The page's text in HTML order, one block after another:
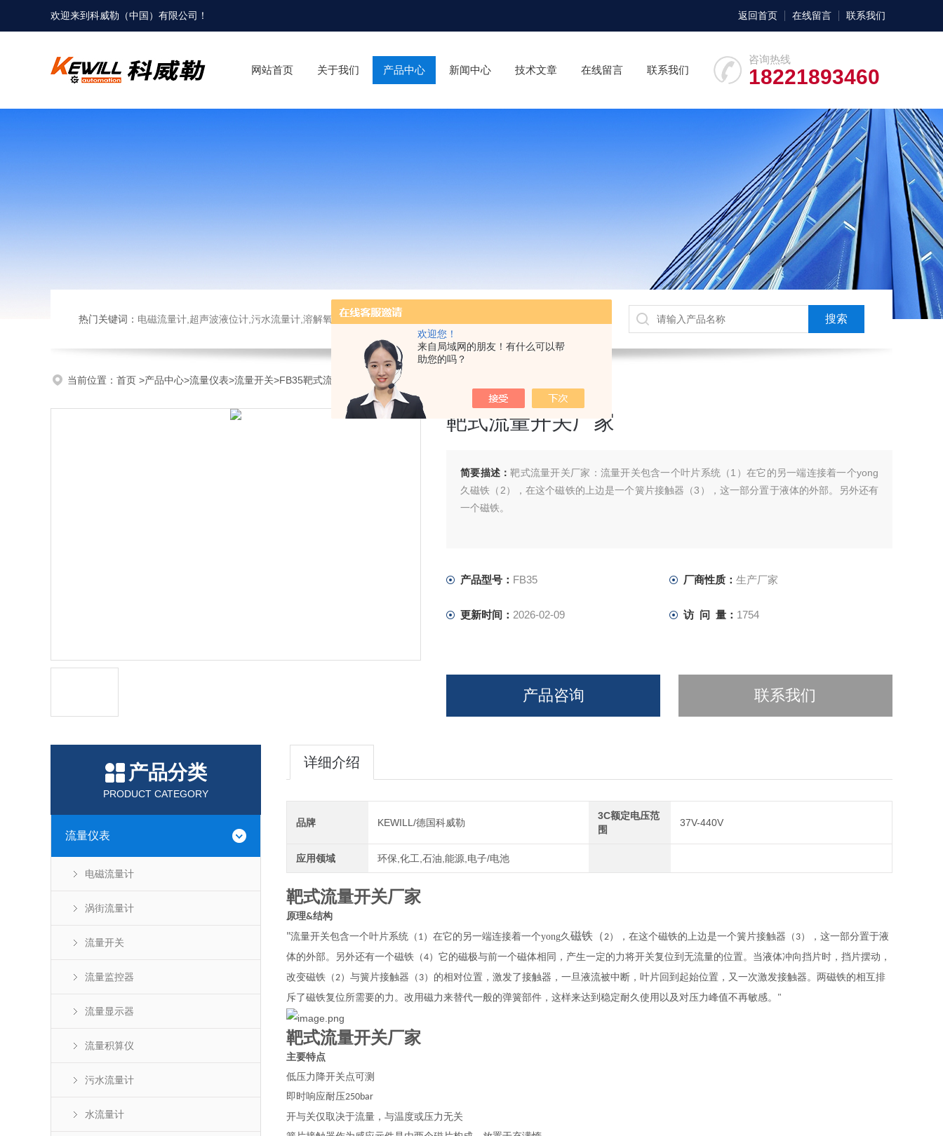
欢迎您！
来自局域网的朋友！有什么可以帮
助您的吗？
欢迎来到科威勒（中国）有限公司！ 返回首页 在线留言 联系我们
咨询热线
18221893460
网站首页 关于我们 产品中心 新闻中心 技术文章 在线留言 联系我们
热门关键词： 电磁流量计,超声波液位计,污水流量计,溶解氧仪,在线PH计,压力变送器
当前位置： 首页 >产品中心>流量仪表>流量开关>FB35靶式流量开关厂家
靶式流量开关厂家
简要描述：靶式流量开关厂家：流量开关包含一个叶片系统（1）在它的另一端连接着一个yong
久磁铁（2），在这个磁铁的上边是一个簧片接触器（3），这一部分置于液体的外部。另外还有
一个磁铁。
产品型号： FB35 厂商性质： 生产厂家
更新时间： 2026-02-09 访 问 量： 1754
产品咨询 联系我们
产品分类
PRODUCT CATEGORY
流量仪表
电磁流量计
涡街流量计
流量开关
流量监控器
流量显示器
流量积算仪
污水流量计
水流量计
详细介绍
品牌 KEWILL/德国科威勒
3C额定电压范
围
37V-440V
应用领域 环保,化工,石油,能源,电子/电池
靶式流量开关厂家
原理&结构
"流量开关包含一个叶片系统（ 1）在它的另一端连接着一个yong久磁铁（ 2），在这个磁铁的上边是一个簧片接触器（ 3），这一部分置于液
体的外部。另外还有一个磁铁（4）它的磁极与前一个磁体相同，产生一定的力将开关复位到无流量的位置。当液体冲向挡片时，挡片摆动，
改变磁铁（2）与簧片接触器（ 3）的相对位置，激发了接触器，一旦液流被中断，叶片回到起始位置，又一次激发接触器。两磁铁的相互排
斥了磁铁复位所需要的力。改用磁力来替代一般的弹簧部件，这样来达到稳定耐久使用以及对压力峰值不再敏感。 "
靶式流量开关厂家
主要特点
低压力降开关点可测
即时响应耐压250bar
开与关仅取决于流量，与温度或压力无关